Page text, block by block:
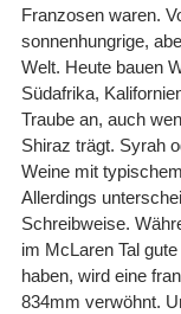
Franzosen waren.
sonnenhungrige,
Welt. Heute bauen
Südafrika,
Traube an, auch
Shiraz trägt. Syrah
Weine mit
Allerdings
Schreibweise.
im McLaren Tal
haben, wird eine
834mm verwöhnt.